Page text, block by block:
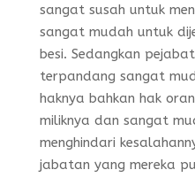
sangat susah untuk
sangat mudah untuk
besi. Sedangkan
terpandang sangat
haknya bahkan hak
miliknya dan sangat
menghindari
jabatan yang mereka